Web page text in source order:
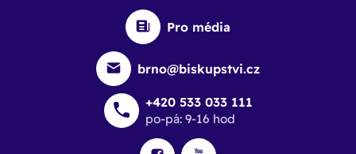
Pro média
brno@biskupstvi.cz
+420 533 033 111
po-pá: 9-16 hod